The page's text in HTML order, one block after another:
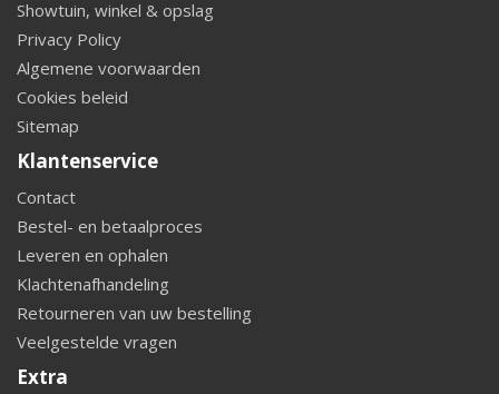
Showtuin, winkel & opslag
Privacy Policy
Algemene voorwaarden
Cookies beleid
Sitemap
Klantenservice
Contact
Bestel- en betaalproces
Leveren en ophalen
Klachtenafhandeling
Retourneren van uw bestelling
Veelgestelde vragen
Extra